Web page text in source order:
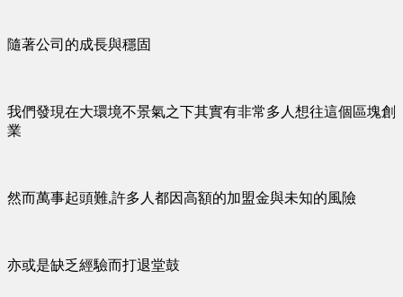
隨著公司的成長與穩固
我們發現在大環境不景氣之下其實有非常多人想往這個區塊創
業
然而萬事起頭難,許多人都因高額的加盟金與未知的風險
亦或是缺乏經驗而打退堂鼓